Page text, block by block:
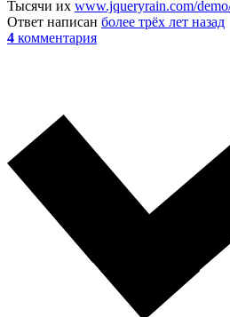
Тысячи их www.jqueryrain.com/
Ответ написан более трёх лет назад
4 комментария